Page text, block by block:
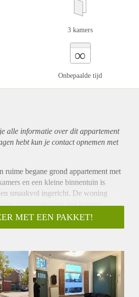
3 kamers
∞
Onbepaalde tijd
alle informatie over ditappartement
hebt kun je contact opnemen met
ruime begane grond appartement met
en een kleine binnentuin is
smaakvol ingericht. De woning
woon/eetkamer met houten
kanten, kamerhoge boekenkasten en
keuken. De woning met weids
grote uitvalswegen. De internationale
zijn allemaal op korte fietsafstand van
net als het treinstation van Haarlem
Markt.
MET EEN PAKKET!